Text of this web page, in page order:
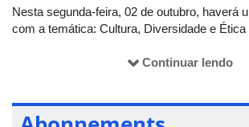
Nesta segunda-feira, 02 de outubro, haverá
com a temática: Cultura, Diversidade e
sábado, 07 de outubro, restrito para a
Ao tornar público os desafios encontrados
Continuar lendo